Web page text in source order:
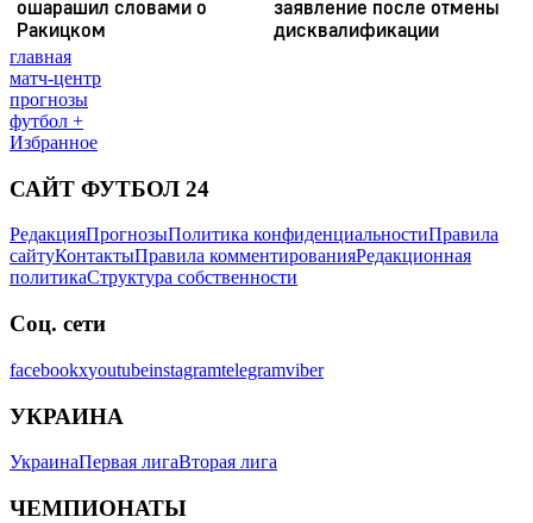
главная
матч-центр
прогнозы
футбол +
Избранное
САЙТ ФУТБОЛ 24
РедакцияПрогнозыПолитика конфиденциальностиПравила
сайтуКонтактыПравила комментированияРедакционная
политикаСтруктура собственности
Соц. сети
facebookxyoutubeinstagramtelegramviber
УКРАИНА
УкраинаПервая лигаВторая лига
ЧЕМПИОНАТЫ